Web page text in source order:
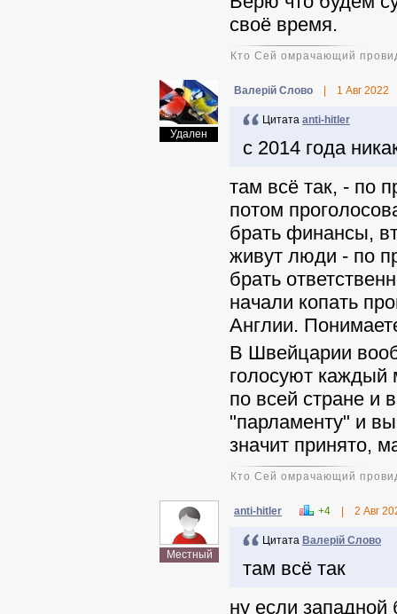
своё время.
Кто Сей омрачающий
Удален
Валерій Слово 1 Авг 2022
Цитата anti-hitler
с 2014 года
там всё так, - по
потом
брать финансы,
живут люди - по
брать
начали копать
Англии.
В Швейцарии
голосуют каждый
по всей стране и
"парламенту" и
значит принято,
Кто Сей омрачающий
Местный
anti-hitler +4 2 Авг
Цитата Валерій Слово
там всё так
ну если